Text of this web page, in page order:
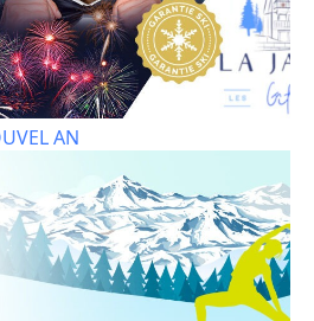
AN